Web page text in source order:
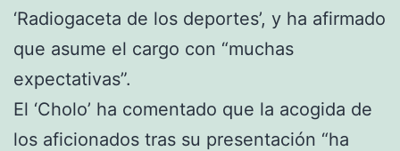
‘Radiogaceta de los deportes’, y ha afirmado
que asume el cargo con “muchas
expectativas”.
El ‘Cholo’ ha comentado que la acogida de
los aficionados tras su presentación “ha